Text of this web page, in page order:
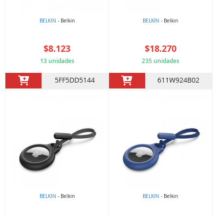
BELKIN - Belkin
$8.123
13 unidades
5FF5DD5144
BELKIN - Belkin
$18.270
235 unidades
611W924B02
BELKIN - Belkin BELKIN - Belkin